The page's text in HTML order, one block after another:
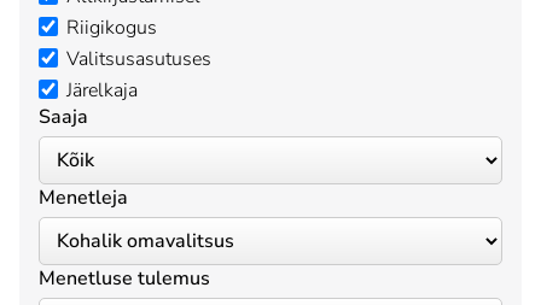
Riigikogus
Valitsusasutuses
Järelkaja
Saaja
Menetleja
Menetluse tulemus